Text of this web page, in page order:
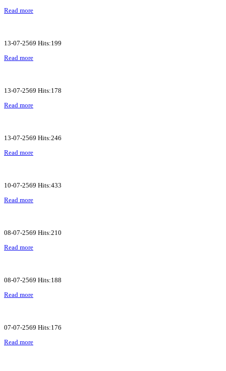
Read more
13-07-2569 Hits:199
Read more
13-07-2569 Hits:178
Read more
13-07-2569 Hits:246
Read more
10-07-2569 Hits:433
Read more
08-07-2569 Hits:210
Read more
08-07-2569 Hits:188
Read more
07-07-2569 Hits:176
Read more